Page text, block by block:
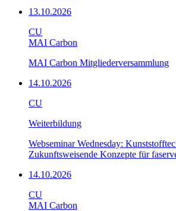
13.10.2026
CU
MAI Carbon
MAI Carbon Mitgliederversammlung
14.10.2026
CU
Weiterbildung
Webseminar Wednesday:
Zukunftsweisende Konzepte für
14.10.2026
CU
MAI Carbon